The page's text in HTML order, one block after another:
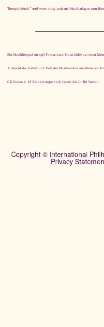
Therapie Musik® und wenn nötig auch mit Musikanlagen zum
Ein Musikbeispiel im mp3 Format kann Ihnen leider nur einen
Aufgrund der Vielfalt und Tiefe des Musikwerkes empfehlen wir
CD Format in 16 Bit oder sogar noch besser: die 24 Bit Version.
Copyright © International
Privacy